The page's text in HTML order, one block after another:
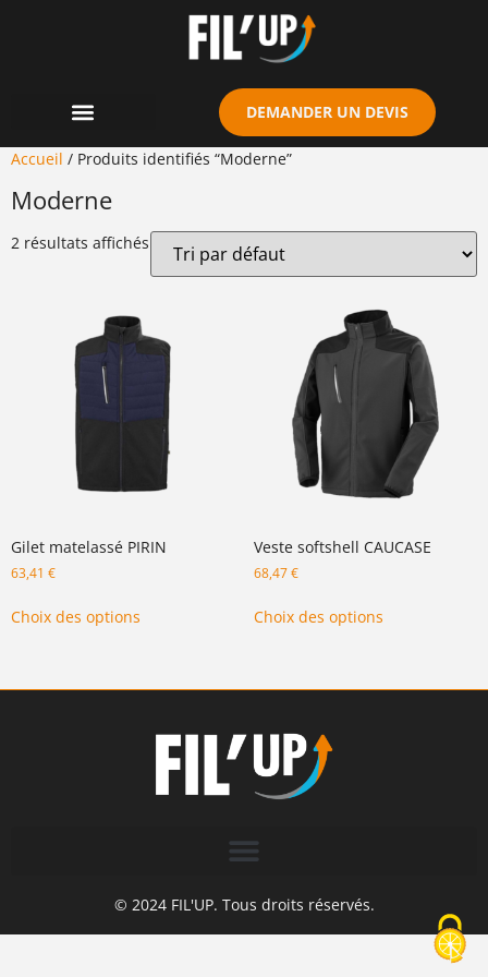
DEMANDER UN DEVIS
Accueil / Produits identifiés “Moderne”
Moderne
2 résultats affichés
Gilet matelassé PIRIN
63,41 €
Choix des options
Veste softshell CAUCASE
68,47€
Choix des options
© 2024 FIL'UP. Tous droits réservés.
Cookies management panel